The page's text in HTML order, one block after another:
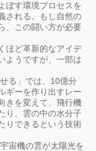
ぼす環境プロセスを
される。もし自然の
、この闘い方が必要
ほど革新的なアイデ
ようですが、一部は
る」では、10億分
ギーを作り出すレー
きを変えて、飛行機
り、雲の中の水分子
りできるという技術
宙機の雲が太陽光を